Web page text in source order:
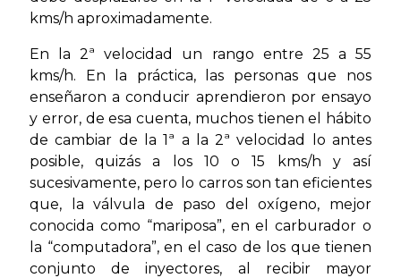
kms/h aproximadamente.
En la 2ª velocidad un rango entre 25 a 55
kms/h. En la práctica, las personas que nos
enseñaron a conducir aprendieron por ensayo
y error, de esa cuenta, muchos tienen el hábito
de cambiar de la 1ª a la 2ª velocidad lo antes
posible, quizás a los 10 o 15 kms/h y así
sucesivamente, pero lo carros son tan eficientes
que, la válvula de paso del oxígeno, mejor
conocida como “mariposa”, en el carburador o
la “computadora”, en el caso de los que tienen
conjunto de inyectores, al recibir mayor